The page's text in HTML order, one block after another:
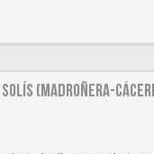
(MADROÑERA-